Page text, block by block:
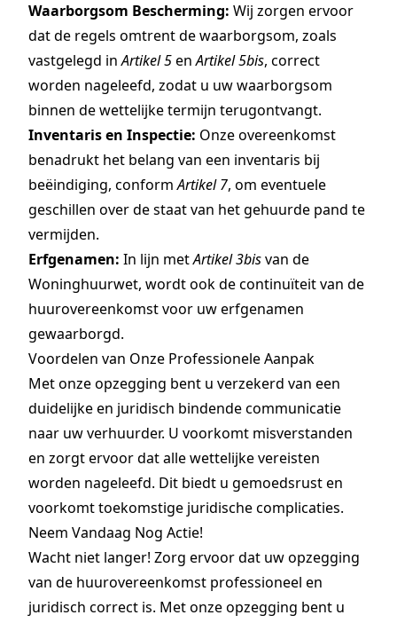
Waarborgsom Bescherming: Wij zorgen ervoor
dat de regels omtrent de waarborgsom, zoals
vastgelegd inArtikel 5enArtikel 5bis, correct
worden nageleefd, zodat u uw waarborgsom
binnen de wettelijke termijn terugontvangt.
Inventaris en Inspectie: Onze overeenkomst
benadrukt het belang van een inventaris bij
beëindiging, conformArtikel 7, om eventuele
geschillen over de staat van het gehuurde pand te
vermijden.
Erfgenamen: In lijn metArtikel 3bisvan de
Woninghuurwet, wordt ook de continuïteit van de
huurovereenkomst voor uw erfgenamen
gewaarborgd.
Voordelen van Onze Professionele Aanpak
Met onze opzegging bent u verzekerd van een
duidelijke en juridisch bindende communicatie
naar uw verhuurder. U voorkomt misverstanden
en zorgt ervoor dat alle wettelijke vereisten
worden nageleefd. Dit biedt u gemoedsrust en
voorkomt toekomstige juridische complicaties.
Neem Vandaag Nog Actie!
Wacht niet langer! Zorg ervoor dat uw opzegging
van de huurovereenkomst professioneel en
juridisch correct is. Met onze opzegging bent u